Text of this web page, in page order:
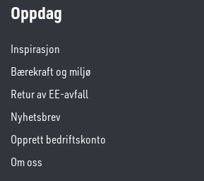
Oppdag
Inspirasjon
Bærekraft og miljø
Retur av EE-avfall
Nyhetsbrev
Opprett bedriftskonto
Om oss